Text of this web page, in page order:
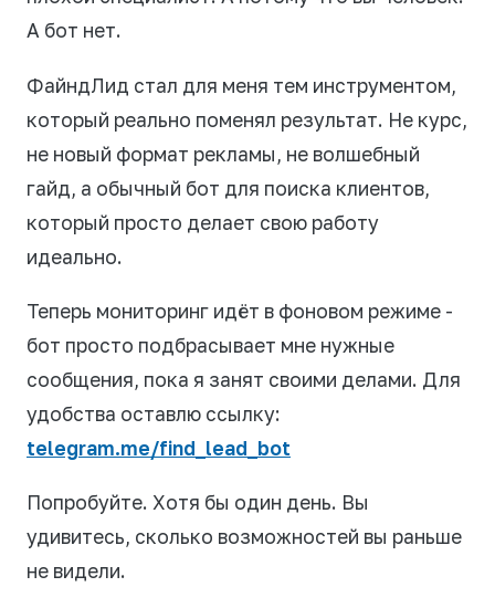
А бот нет.
ФайндЛид стал для меня тем инструментом,
который реально поменял результат. Не курс,
не новый формат рекламы, не волшебный
гайд, а обычный бот для поиска клиентов,
который просто делает свою работу
идеально.
Теперь мониторинг идёт в фоновом режиме -
бот просто подбрасывает мне нужные
сообщения, пока я занят своими делами. Для
удобства оставлю ссылку:
telegram.me/find_lead_bot
Попробуйте. Хотя бы один день. Вы
удивитесь, сколько возможностей вы раньше
не видели.